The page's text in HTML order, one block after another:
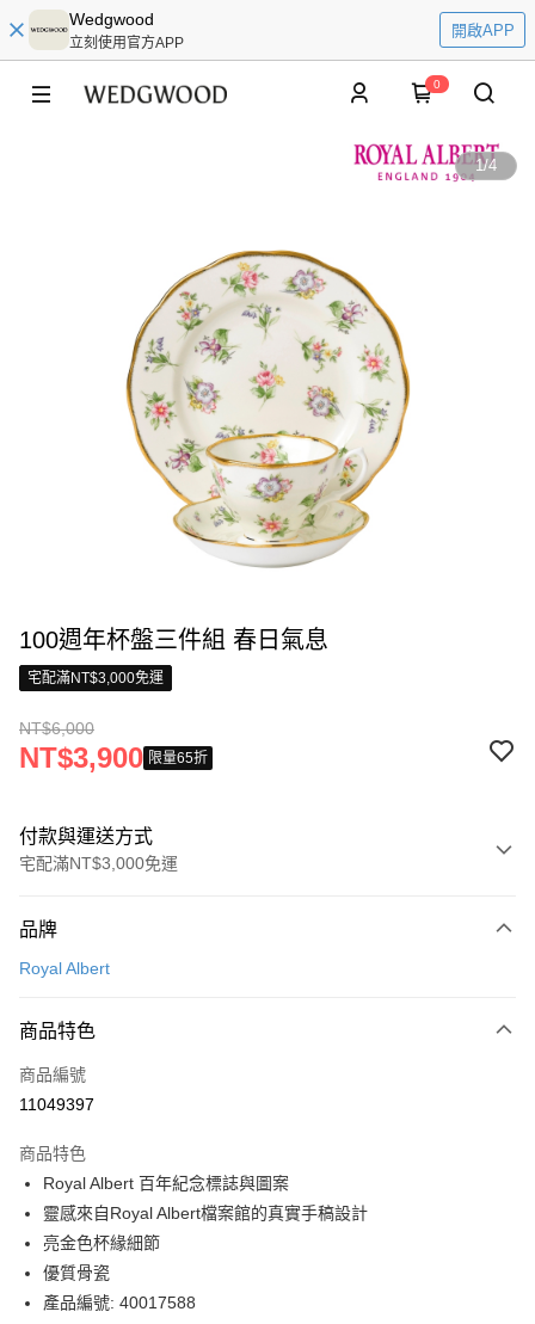
Wedgwood
立刻使用官方APP
開啟APP
0
1/4
100週年杯盤三件組 春日氣息
宅配滿NT$3,000免運
NT$6,000
NT$3,900 限量65折
付款與運送方式
宅配滿NT$3,000免運
信用卡一次付款
3 期 0 利率 每期
合作金庫商業銀行
上海商業儲蓄銀行
臺灣中小企業銀行
匯豐（台灣）商業銀行
聯邦商業銀行
遠東國際商業銀行
元大商業銀行
玉山商業銀行
台灣樂天信用卡公司
LINE Pay
Apple Pay
街口支付
Google Pay
運送方式
黑貓宅急便
品牌
Royal Albert
商品特色
商品編號
11049397
商品特色
Royal Albert 百年紀念標誌與圖案
靈感來自Royal Albert檔案館的真實手稿設計
亮金色杯緣細節
優質骨瓷
產品編號: 40017588